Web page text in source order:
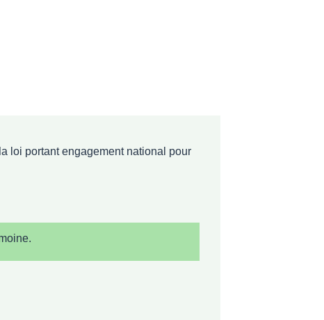
loi portant engagement national pour